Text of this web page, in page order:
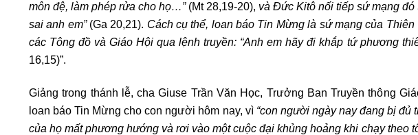
môn đệ, làm phép rửa cho họ…”(Mt 28,19-20), và Đức Kitô nối tiếp sứ mạng
sai anh em”(Ga 20,21). Cách cụ thể, loan báo Tin Mừng là sứ mạng của
các Tông đồ và Giáo Hội qua lệnh truyền: “Anh em hãy đi khắp tứ phương
16,15)”.
Giảng trong thánh lễ, cha Giuse Trần Văn Học, Trưởng Ban Truyền thông
loan báo Tin Mừng cho con người hôm nay, vì “con người ngày nay đang bị đủ
của họ mất phương hướng và rơi vào một cuộc đại khủng hoảng khi chạy theo